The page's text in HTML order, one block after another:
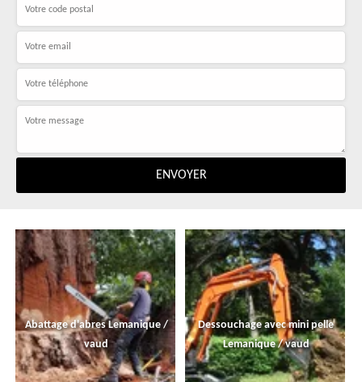
Abattage d'abres Lemanique /
vaud
Dessouchage avec mini pelle
Lemanique / vaud